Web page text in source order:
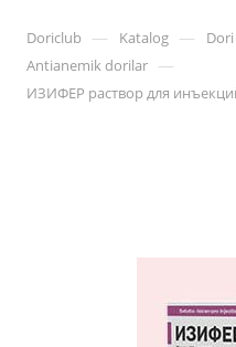
Doriclub — Katalog —
Antianemik dorilar —
ИЗИФЕР раствор для